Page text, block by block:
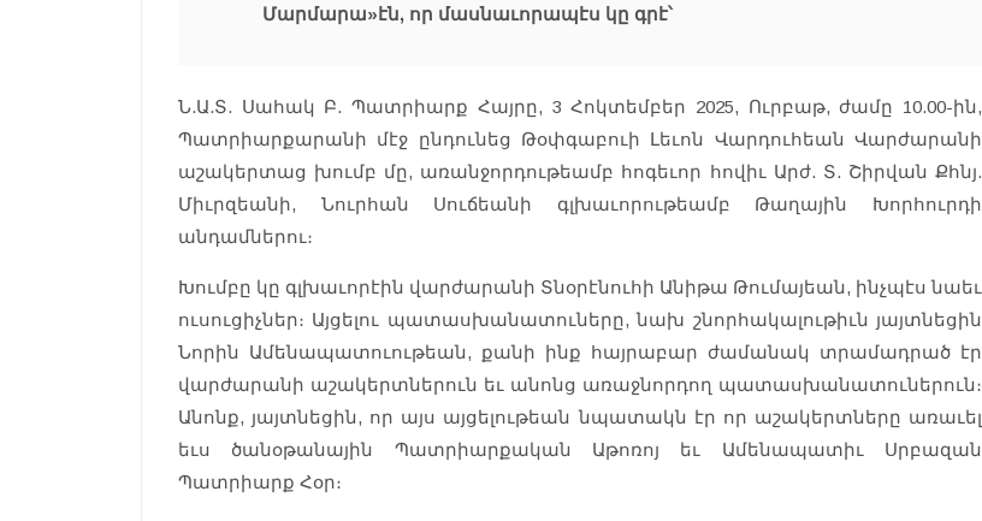
Մարմարա»էն, որ մասնաւորապէս կը գրէ՝
Ն.Ա.Տ. Սահակ Բ. Պատրիարք Հայրը, 3 Հոկտեմբեր 2025, Ուրբաթ, ժամը 10.00-ին,
Պատրիարքարանի մէջ ընդունեց Թօփգաբուի Լեւոն Վարդուհեան Վարժարանի
աշակերտաց խումբ մը, առանջորդութեամբ հոգեւոր հովիւ Արժ. Տ. Շիրվան Քհնյ.
Միւրզեանի, Նուրհան Սուճեանի գլխաւորութեամբ Թաղային Խորհուրդի
անդամներու։
Խումբը կը գլխաւորէին վարժարանի Տնօրէնուհի Անիթա Թումայեան, ինչպէս նաեւ
ուսուցիչներ։ Այցելու պատասխանատուները, նախ շնորհակալութիւն յայտնեցին
Նորին Ամենապատուութեան, քանի ինք հայրաբար ժամանակ տրամադրած էր
վարժարանի աշակերտներուն եւ անոնց առաջնորդող պատասխանատուներուն։
Անոնք, յայտնեցին, որ այս այցելութեան նպատակն էր որ աշակերտները առաւել
եւս ծանօթանային Պատրիարքական Աթոռոյ եւ Ամենապատիւ Սրբազան
Պատրիարք Հօր։